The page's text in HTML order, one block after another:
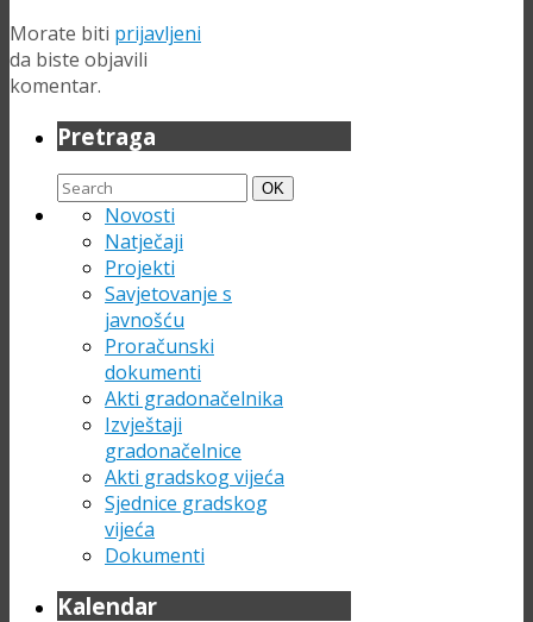
Morate biti prijavljeni
da biste objavili
komentar.
Pretraga
Search
for:
Search
OK
Novosti
Natječaji
Projekti
Savjetovanje s
javnošću
Proračunski
dokumenti
Akti gradonačelnika
Izvještaji
gradonačelnice
Akti gradskog vijeća
Sjednice gradskog
vijeća
Dokumenti
Kalendar